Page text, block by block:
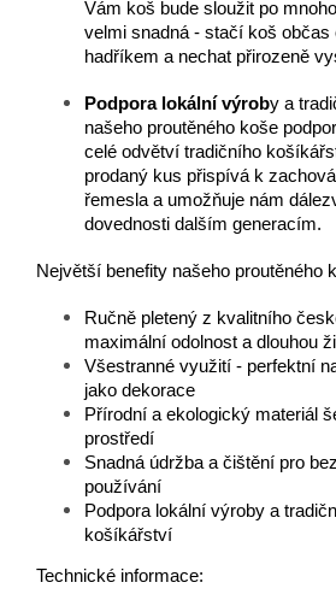
Vám koš bude sloužit po
velmi snadná - stačí koš občas
hadříkem a nechat přirozeně
Podpora lokální výroby a
našeho proutěného koše
celé odvětví tradičního
prodaný kus přispívá k
řemesla a umožňuje nám
dovednosti dalším generacím.
Největší benefity našeho proutěného
Ručně pletený z kvalitního
maximální odolnost a dlouhou
Všestranné využití - perfektní
jako dekorace
Přírodní a ekologický materiál
prostředí
Snadná údržba a čištění pro
používání
Podpora lokální výroby a
košíkářství
Technické informace: